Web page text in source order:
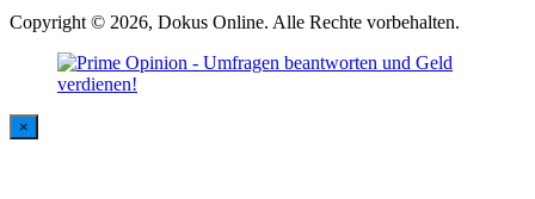
Copyright © 2026, Dokus Online. Alle Rechte vorbehalten.
×